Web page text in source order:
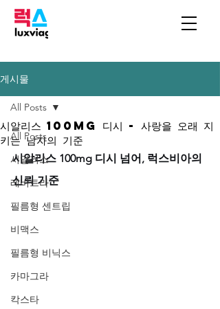
게시물
All Posts
시알리스
레비트라
필름형 센트립
비맥스
필름형 비닉스
카마그라
칵스타
All Posts
시알리스 100mg 디시 - 사랑을 오래 지
키는 남자의 기준
시알리스 100mg 디시 넘어, 럭스비아의
신뢰 기준